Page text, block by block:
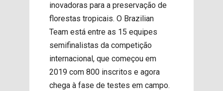
inovadoras para a preservação de
florestas tropicais. O Brazilian
Team está entre as 15 equipes
semifinalistas da competição
internacional, que começou em
2019 com 800 inscritos e agora
chega à fase de testes em campo.